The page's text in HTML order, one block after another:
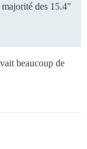
des 15.4"
beaucoup de